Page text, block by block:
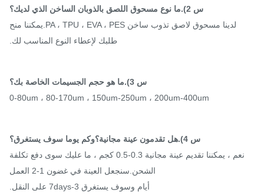
لدينا مسحوق لاصق تذوب ساخن PA ، TPU ، EVA ، PES.يمكننا منح
طلبك لإعطاء النوع المناسب لك.
0-80um ، 80-170um ، 150um-250um ، 200um-400um
نعم ، يمكننا تقديم عينة مجانية 0.3-0.5 كجم ، ما عليك سوى دفع تكلفة
الشحن.سنجعل العينة في غضون 1-2 العمل
أيام وسوف يستغرق 3-7days على النقل.